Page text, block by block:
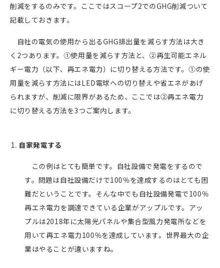
削減をするのみです。ここではスコープ2でのGHG削減ついて
記載しておきます。
自社の電気の使用から出るGHG排出量を減らす方法は大き
く2つあります。①使用量を減らす方法と、②再生可能エネル
ギー電力（以下、再エネ電力）に切り替える方法です。①の使
用量を減らす方法にはLED電球への切り替えや省エネがあげ
られますが、削減に限界があるため、ここでは②再エネ電力
に切り替える方法を3つご案内します。
自家発電する
この例はとても簡単です。自社設備で発電をするので
す。問題は自社設備だけで100％を達成するのはとても困
難だということです。そんな中でも自社設備発電で100％
再エネ電力を調達できている企業がアップルです。アッ
プルは2018年に太陽光パネルや集合型風力発電所などを
用いて再エネ電力100％を達成しています。世界最大の企
業はやることが違いますね。